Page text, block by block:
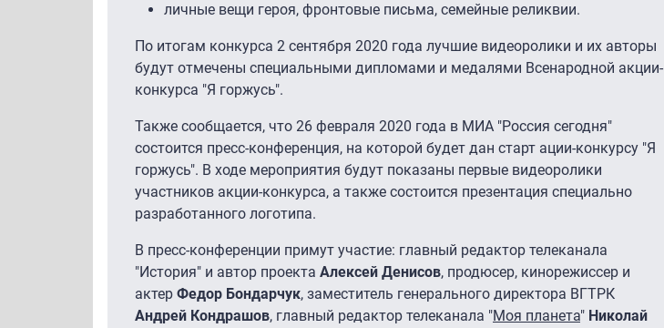
личные вещи героя, фронтовые письма, семейные реликвии.
По итогам конкурса 2 сентября 2020 года лучшие видеоролики и их авторы
будут отмечены специальными дипломами и медалями Всенародной акции-
конкурса "Я горжусь".
Также сообщается, что 26 февраля 2020 года в МИА "Россия сегодня"
состоится пресс-конференция, на которой будет дан старт ации-конкурсу "Я
горжусь". В ходе мероприятия будут показаны первые видеоролики
участников акции-конкурса, а также состоится презентация специально
разработанного логотипа.
В пресс-конференции примут участие: главный редактор телеканала
"История" и автор проекта Алексей Денисов, продюсер, кинорежиссер и
актер Федор Бондарчук, заместитель генерального директора ВГТРК
Андрей Кондрашов, главный редактор телеканала "Моя планета" Николай